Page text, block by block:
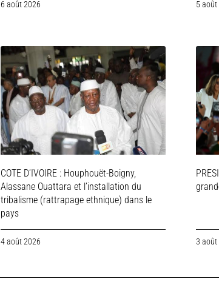
6 août 2026 5 août
COTE D’IVOIRE : Houphouët-Boigny,
Alassane Ouattara et l’installation du
tribalisme (rattrapage ethnique) dans le
pays
4 août 2026 3 août